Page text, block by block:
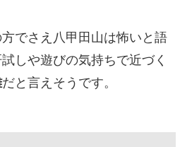
でさえ八甲田山は怖いと語
しや遊びの気持ちで近づく
だと言えそうです。